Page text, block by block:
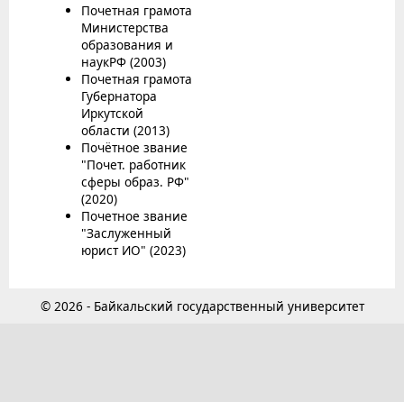
Почетная грамота
Министерства
образования и
наукРФ (2003)
Почетная грамота
Губернатора
Иркутской
области (2013)
Почётное звание
"Почет. работник
сферы образ. РФ"
(2020)
Почетное звание
"Заслуженный
юрист ИО" (2023)
© 2026 - Байкальский государственный университет